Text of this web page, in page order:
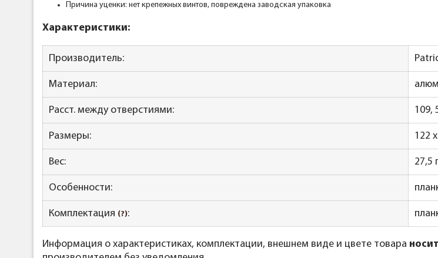
Причина уценки: нет крепежных винтов, повреждена заводская упаковка
Характеристики:
Производитель:
Материал:
Расст. между отверстиями: 109,
Размеры: 122
Вес: 27,5
Особенности:
Комплектация (?):
Информация о характеристиках, комплектации, внешнем виде и цвете товара